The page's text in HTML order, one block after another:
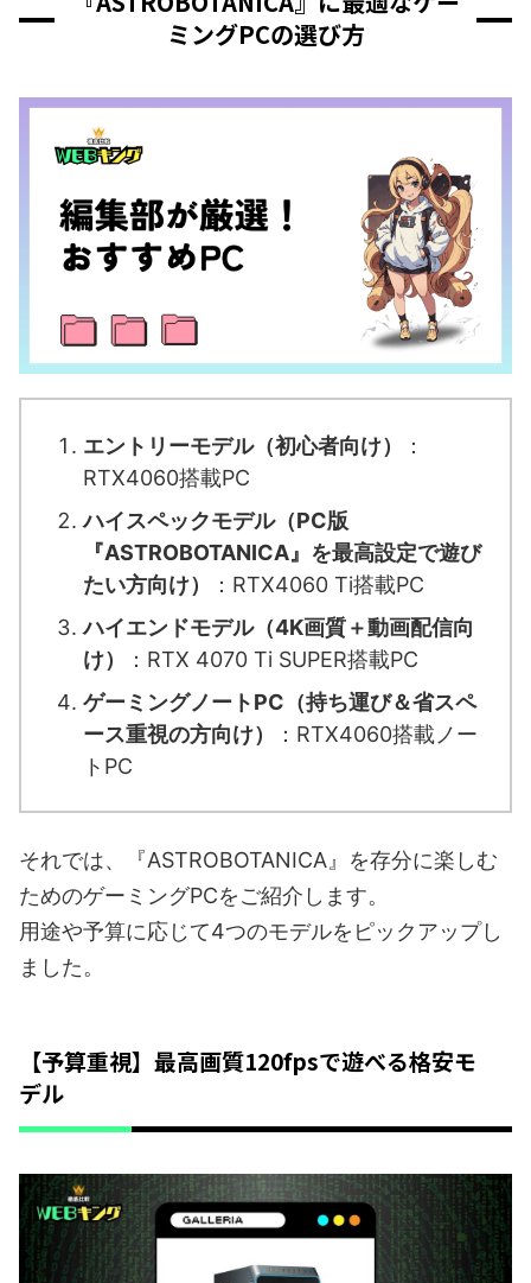
ミングPCの選び方
エントリーモデル（初心者向け）
：
RTX4060搭載PC
ハイスペックモデル（PC版
『ASTROBOTANICA』を最高設定で遊び
たい方向け）
：RTX4060 Ti搭載PC
ハイエンドモデル（4K画質＋動画配信向
け）
：RTX 4070 Ti SUPER搭載PC
ゲーミングノートPC（持ち運び＆省スペ
ース重視の方向け）
：RTX4060搭載ノー
トPC
それでは、『ASTROBOTANICA』を存分に楽しむ
ためのゲーミングPCをご紹介します。
用途や予算に応じて4つのモデルをピックアップし
ました。
【予算重視】最高画質120fpsで遊べる格安モ
デル